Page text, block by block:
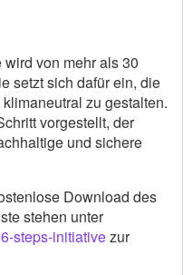
wird von mehr als 30
setzt sich dafür ein, die
zu gestalten.
vorgestellt, der
und sichere
Download des
stehen unter
steps-initiativezur